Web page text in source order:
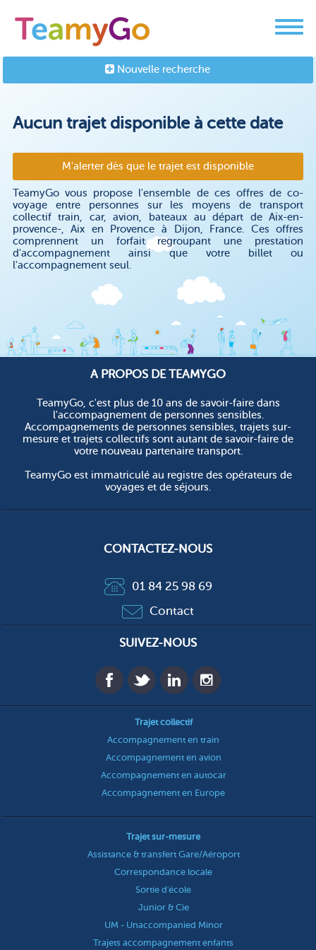
Nouvelle recherche
Aucun trajet disponible à cette date
M'alerter dès que le trajet est disponible
TeamyGo vous propose l'ensemble de ces offres de co-
voyage entre personnes sur les moyens de transport
collectif train, car, avion, bateaux au départ de Aix-en-
provence-, Aix en Provence à Dijon, France. Ces offres
comprennent un forfait regroupant une prestation
d'accompagnement ainsi que votre billet ou
l'accompagnement seul.
A PROPOS DE TEAMYGO
TeamyGo, c'est plus de 10 ans de savoir-faire dans
l'accompagnement de personnes sensibles.
Accompagnements de personnes sensibles, trajets sur-
mesure et trajets collectifs sont autant de savoir-faire de
votre nouveau partenaire transport.
TeamyGo est immatriculé au registre des opérateurs de
voyages et de séjours.
CONTACTEZ-NOUS
01 84 25 98 69
Contact
SUIVEZ-NOUS
Trajet collectif
Accompagnement en train
Accompagnement en avion
Accompagnement en autocar
Accompagnement en Europe
Trajet sur-mesure
Assistance & transfert Gare/Aéroport
Correspondance locale
Sortie d'école
Junior & Cie
UM - Unaccompanied Minor
Trajets accompagnement enfants